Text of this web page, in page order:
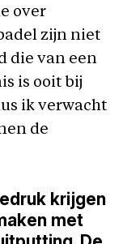
over
zijn niet
die van een
is ooit bij
ik verwacht
de
krijgen
met